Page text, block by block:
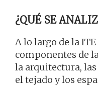
¿QUÉ SE
A lo largo de la
componentes de
la arquitectura,
el tejado y los